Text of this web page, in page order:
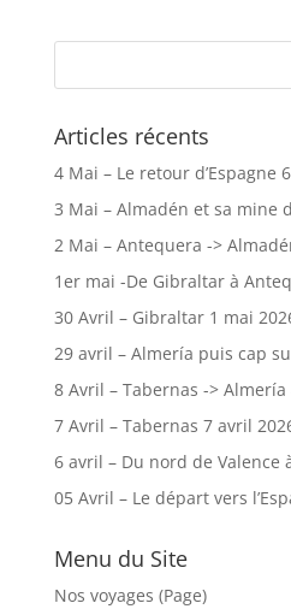
Articles récents
4 Mai – Le retour d’Espagne
3 Mai – Almadén et sa mine
2 Mai – Antequera ->
1er mai -De Gibraltar à
30 Avril – Gibraltar 1 mai
29 avril – Almería puis cap
8 Avril – Tabernas -> Almería
7 Avril – Tabernas 7 avril
6 avril – Du nord de Valence
05 Avril – Le départ vers
Menu du Site
Nos voyages (Page)